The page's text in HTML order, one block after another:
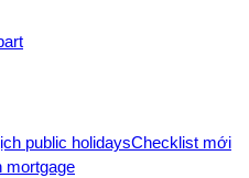
public holidaysChecklist mới
mortgage